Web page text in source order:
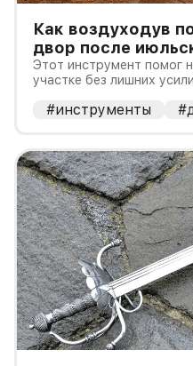
Как воздуходув
двор после
в Подмосковье
Этот инструмент помог
участке без лишних
#инструменты